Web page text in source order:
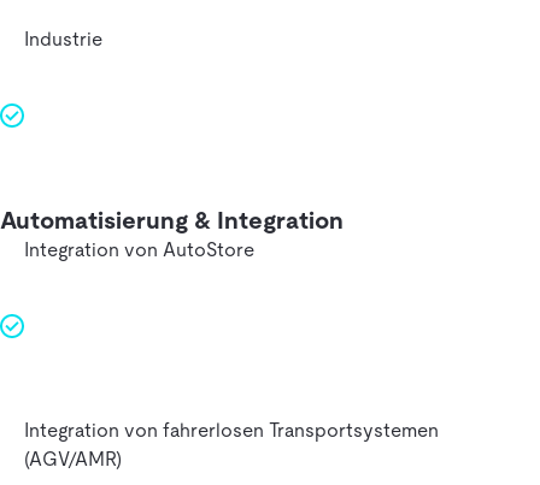
Industrie
Automatisierung & Integration
Integration von AutoStore
Integration von fahrerlosen Transportsystemen
(AGV/AMR)